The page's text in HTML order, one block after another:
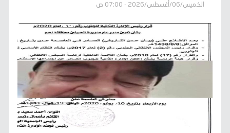
الخميس/06/أغسطس/2026 - 07:00 ص